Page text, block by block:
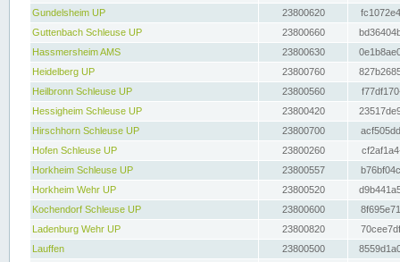
Gundelsheim UP
23800620
Guttenbach Schleuse UP
23800660
Hassmersheim AMS
23800630
Heidelberg UP
23800760
Heilbronn Schleuse UP
23800560
Hessigheim Schleuse UP
23800420
Hirschhorn Schleuse UP
23800700
Hofen Schleuse UP
23800260
Horkheim Schleuse UP
23800557
Horkheim Wehr UP
23800520
Kochendorf Schleuse UP
23800600
Ladenburg Wehr UP
23800820
Lauffen
23800500